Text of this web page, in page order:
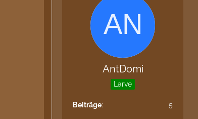
AntDomi
Larve
Beiträge 5